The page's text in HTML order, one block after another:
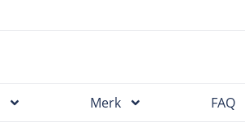
Merk FAQ